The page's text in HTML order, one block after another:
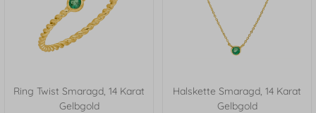
Ring Twist Smaragd, 14 Karat
Gelbgold
Halskette Smaragd, 14 Karat
Gelbgold